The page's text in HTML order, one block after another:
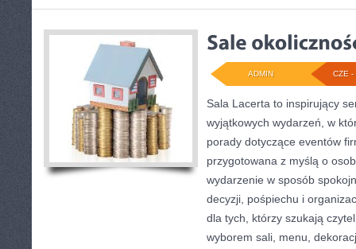
CZE -
ADMIN
Sala Lacerta to inspirujący
wyjątkowych wydarzeń, w
porady dotyczące eventów
przygotowana z myślą o
wydarzenie w sposób
decyzji, pośpiechu i
dla tych, którzy szukają
wyborem sali, menu,